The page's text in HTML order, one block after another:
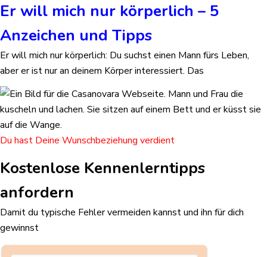
Er will mich nur körperlich – 5
Anzeichen und Tipps
Er will mich nur körperlich: Du suchst einen Mann fürs Leben,
aber er ist nur an deinem Körper interessiert. Das
Du hast Deine Wunschbeziehung verdient
Kostenlose Kennenlerntipps
anfordern
Damit du typische Fehler vermeiden kannst und ihn für dich
gewinnst